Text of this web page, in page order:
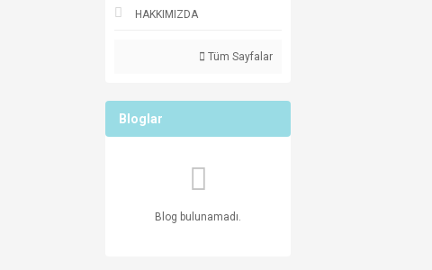
HAKKIMIZDA
Tüm Sayfalar
Bloglar
Blog bulunamadı.